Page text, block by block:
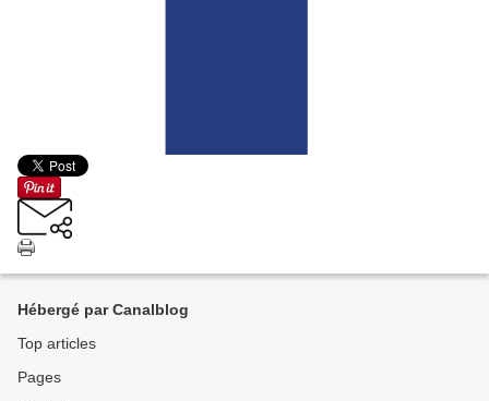
Hébergé par Canalblog
Top articles
Pages